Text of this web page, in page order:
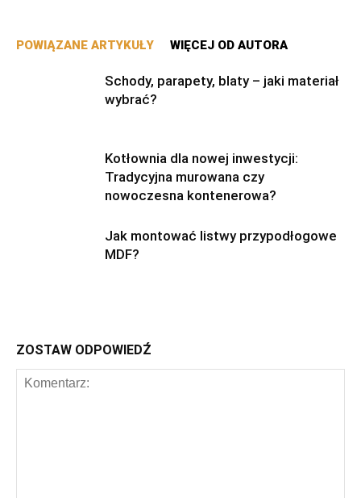
POWIĄZANE ARTYKUŁY WIĘCEJ OD AUTORA
Schody, parapety, blaty – jaki materiał
wybrać?
Kotłownia dla nowej inwestycji:
Tradycyjna murowana czy
nowoczesna kontenerowa?
Jak montować listwy przypodłogowe
MDF?
ZOSTAW ODPOWIEDŹ